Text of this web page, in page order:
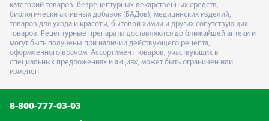
категорий товаров: безрецептурных лекарственных средств,
биологически активных добавок (БАДов), медицинских изделий,
товаров для ухода и красоты, бытовой химии и других сопутствующих
товаров. Рецептурные препараты доставляются до ближайшей аптеки и
могут быть получены при наличии действующего рецепта,
оформленного врачом. Ассортимент товаров, участвующих в
специальных предложениях и акциях, может быть ограничен или
изменен
8-800-777-03-03